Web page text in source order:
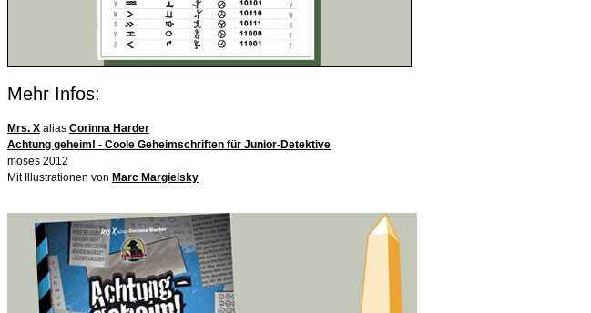
Mehr Infos:
Mrs. X alias Corinna Harder
Achtung geheim! - Coole Geheimschriften für Junior-Detektive
moses 2012
Mit Illustrationen von Marc Margielsky